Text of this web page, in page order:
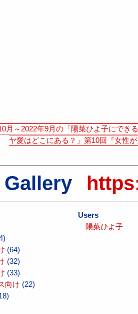
月～2022年9月の「陽菜ひよ子にでき
ヤ愛はどこにある？」第10回『女性
Gallery
(64)
(32)
(33)
向け (22)
Users
陽菜ひよ子